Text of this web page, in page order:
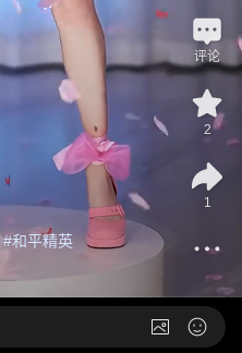
#和平精英
评论
2
1